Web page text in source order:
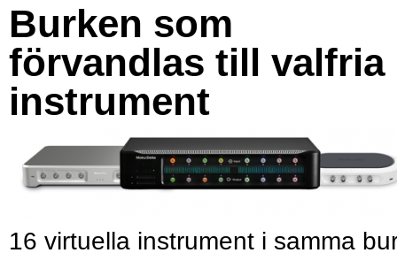
Burken som
förvandlas till valfria
instrument
16 virtuella instrument i samma